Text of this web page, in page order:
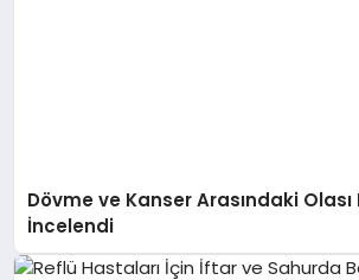
Dövme ve Kanser Arasındaki Olası
İncelendi